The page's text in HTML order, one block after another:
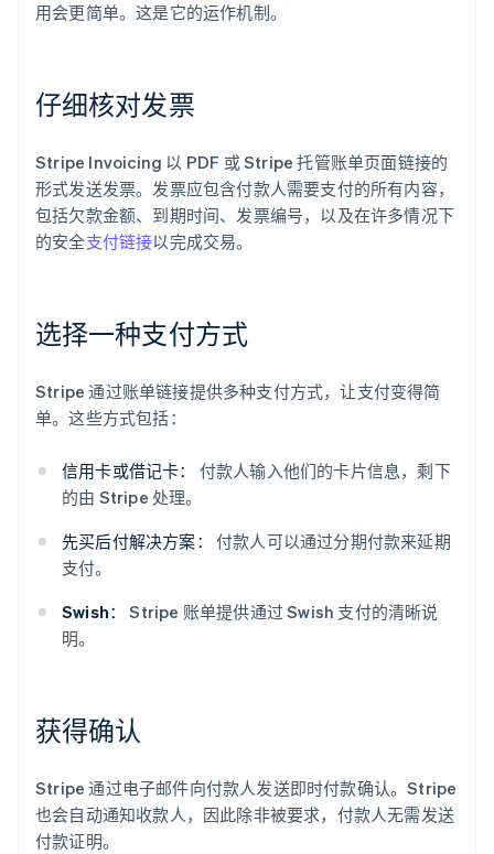
用会更简单。这是它的运作机制。
仔细核对发票
Stripe Invoicing 以 PDF 或 Stripe 托管账单页面链接的
形式发送发票。发票应包含付款人需要支付的所有内容，
包括欠款金额、到期时间、发票编号，以及在许多情况下
的安全支付链接以完成交易。
选择一种支付方式
Stripe 通过账单链接提供多种支付方式，让支付变得简
单。这些方式包括：
信用卡或借记卡：
付款人输入他们的卡片信息，剩下
的由 Stripe 处理。
先买后付解决方案：
付款人可以通过分期付款来延期
支付。
Swish：
Stripe 账单提供通过 Swish 支付的清晰说
明。
获得确认
Stripe 通过电子邮件向付款人发送即时付款确认。Stripe
也会自动通知收款人，因此除非被要求，付款人无需发送
付款证明。